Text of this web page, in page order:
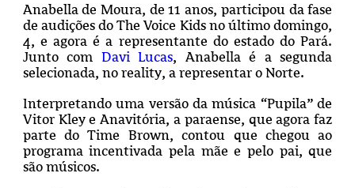
Anabella de Moura, de 11 anos, participou da fase
de audições do The Voice Kids no último domingo,
4, e agora é a representante do estado do Pará.
Junto com Davi Lucas, Anabella é a segunda
selecionada, no reality, a representar o Norte.
Interpretando uma versão da música “Pupila” de
Vitor Kley e Anavitória, a paraense, que agora faz
parte do Time Brown, contou que chegou ao
programa incentivada pela mãe e pelo pai, que
são músicos.